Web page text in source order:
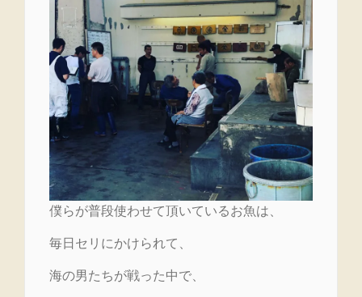
僕らが普段使わせて頂いているお魚は、
毎日セリにかけられて、
海の男たちが戦った中で、